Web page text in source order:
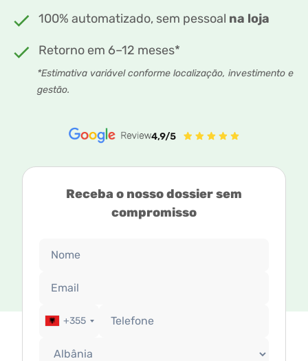
100% automatizado, sem pessoal na loja
Retorno em 6–12 meses*
*Estimativa variável conforme localização, investimento e
gestão.
Receba o nosso dossier sem
compromisso
+355